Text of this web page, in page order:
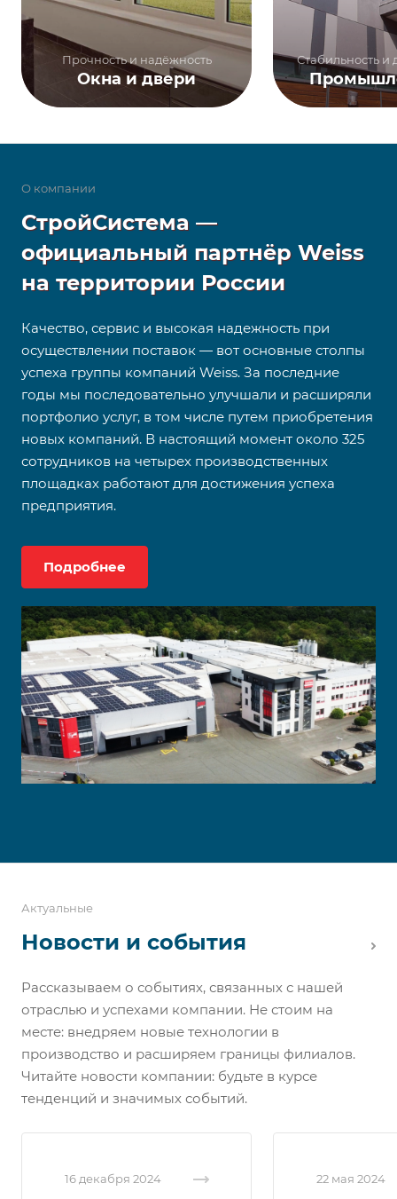
Прочность и надёжность
Окна и двери
Стабильность и
О компании
СтройСистема —
официальный партнёр Weiss
на территории России
Качество, сервис и высокая надежность при
осуществлении поставок — вот основные столпы
успеха группы компаний Weiss. За последние
годы мы последовательно улучшали и расширяли
портфолио услуг, в том числе путем приобретения
новых компаний. В настоящий момент около 325
сотрудников на четырех производственных
площадках работают для достижения успеха
предприятия.
Подробнее
Актуальные
Новости и события
Рассказываем о событиях, связанных с нашей
отраслью и успехами компании. Не стоим на
месте: внедряем новые технологии в
производство и расширяем границы филиалов.
Читайте новости компании: будьте в курсе
тенденций и значимых событий.
16 декабря 2024 22 мая 2024